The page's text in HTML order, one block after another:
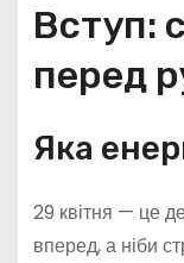
Вступ:
перед
Яка
29 квітня — це
вперед, а ніби